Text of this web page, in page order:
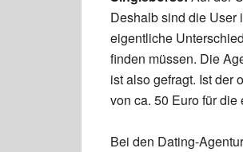
Deshalb sind die User
eigentliche
finden müssen. Die
ist also gefragt. Ist der
von ca. 50 Euro für
Bei den Dating-